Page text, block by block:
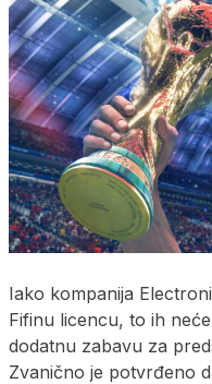
Iako kompanija
Fifinu licencu, to ih
dodatnu zabavu za
Zvanično je potvrđeno